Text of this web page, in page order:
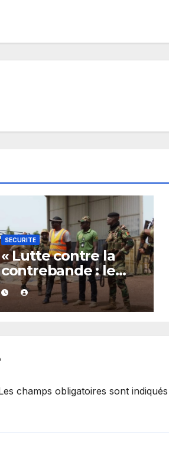
SECURITE
« Lutte contre la
contrebande : le
34e Bataillon et la
Douane sécurisent
l’axe transfrontalier
champs obligatoires sont